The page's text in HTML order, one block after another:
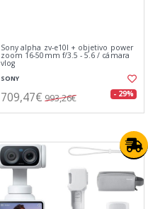
Sony alpha zv-e10l + objetivo power
zoom 16-50mm f/3.5 - 5.6 / cámara
vlog
SONY
709,47€ 993,26€ - 29%